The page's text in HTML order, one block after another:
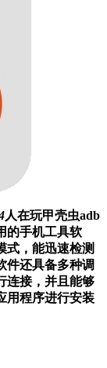
人在玩甲壳虫adb
的手机工具软
式，能迅速检测
件还具备多种调
连接，并且能够
用程序进行安装